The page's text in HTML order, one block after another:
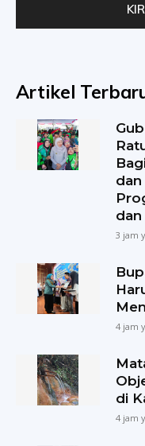
Artikel
3 jam
4 jam
di
4 jam